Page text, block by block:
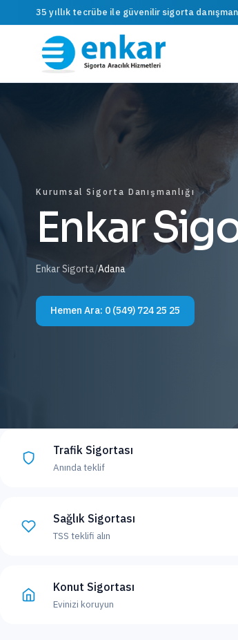
35 yıllık tecrübe ile güvenilir sigorta
Kurumsal Sigorta Danışmanlığı
Enkar
Enkar Sigorta/Adana
Hemen Ara: 0 (549) 724 25 25
Trafik Sigortası
Anında teklif
Sağlık Sigortası
TSS teklifi alın
Konut Sigortası
Evinizi koruyun